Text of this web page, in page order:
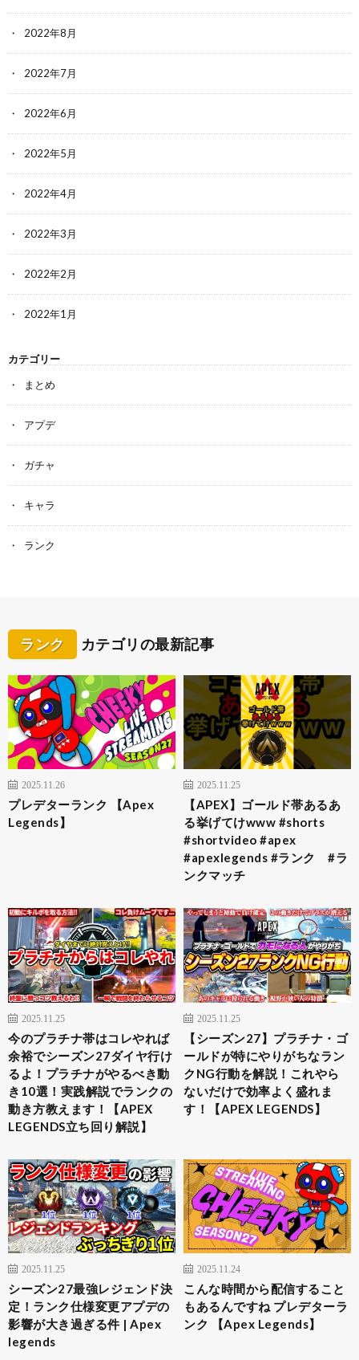
2022年8月
2022年7月
2022年6月
2022年5月
2022年4月
2022年3月
2022年2月
2022年1月
カテゴリー
まとめ
アプデ
ガチャ
キャラ
ランク
ランク カテゴリの最新記事
2025.11.26
プレデターランク 【Apex
Legends】
2025.11.25
【APEX】ゴールド帯あるあ
る挙げてけwww #shorts
#shortvideo #apex
#apexlegends #ランク #ラ
ンクマッチ
2025.11.25
今のプラチナ帯はコレやれば
余裕でシーズン27ダイヤ行け
るよ！プラチナがやるべき動
き10選！実践解説でランクの
動き方教えます！【APEX
LEGENDS立ち回り解説】
2025.11.25
【シーズン27】プラチナ・ゴ
ールドが特にやりがちなラン
クNG行動を解説！これやら
ないだけで効率よく盛れま
す！【APEX LEGENDS】
2025.11.25
シーズン27最強レジェンド決
定！ランク仕様変更アプデの
影響が大き過ぎる件 | Apex
legends
2025.11.24
こんな時間から配信すること
もあるんですね プレデターラ
ンク 【Apex Legends】